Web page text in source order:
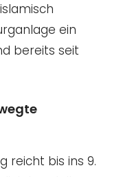
ein
bereits seit
reicht bis ins 9.